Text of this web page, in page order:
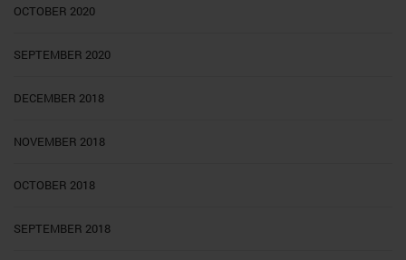
OCTOBER 2020
SEPTEMBER 2020
DECEMBER 2018
NOVEMBER 2018
OCTOBER 2018
SEPTEMBER 2018